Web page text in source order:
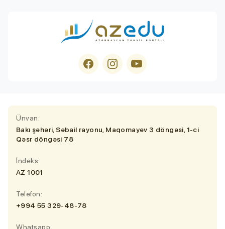
Ünvan:
Bakı şəhəri, Səbail rayonu, Maqomayev 3 döngəsi, 1-ci
Qəsr döngəsi 78
İndeks:
AZ 1001
Telefon:
+994 55 329-48-78
Whatsapp: